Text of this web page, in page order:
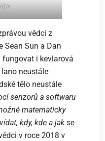
vědci z
Sean Sun a Dan
fungovat i kevlarová
neustále
tělo neustále
senzorů a softwaru
matematicky
kdy, kde a jak se
v roce 2018 v